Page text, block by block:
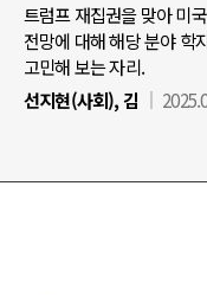
트럼프 재집권을 맞아 미
전망에 대해 해당 분야 학
고민해 보는 자리.
선지현(사회), 김